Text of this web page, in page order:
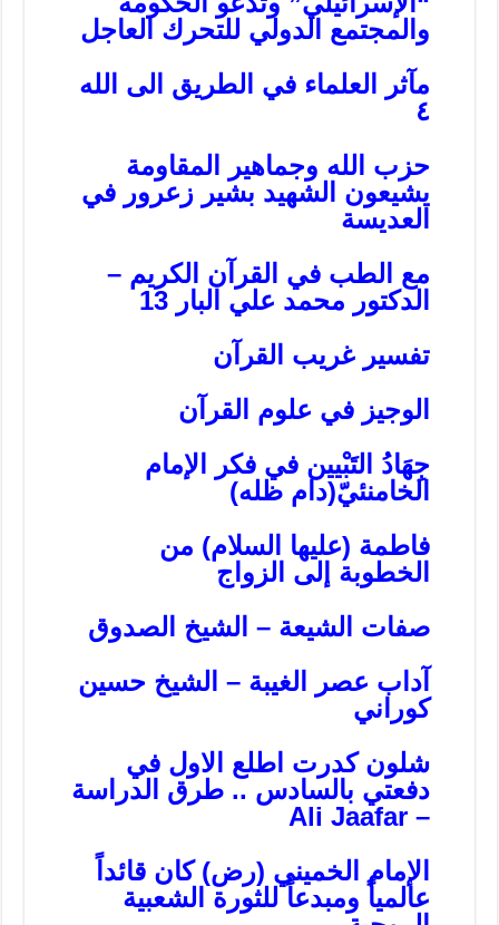
والمجتمع الدولي للتحرك العاجل
مآثر العلماء في الطريق الى الله
٤
حزب الله وجماهير المقاومة
يشيعون الشهيد بشير زعرور في
العديسة
مع الطب في القرآن الكريم –
الدكتور محمد علي البار 13
تفسير غريب القرآن
الوجيز في علوم القرآن
جِهَادُ التَبْيين في فكر الإمام
الخامنئيّ(دام ظله)
فاطمة (عليها السلام) من
الخطوبة إلى الزواج
صفات الشيعة – الشيخ الصدوق
آداب عصر الغيبة – الشيخ حسين
كوراني
شلون كدرت اطلع الاول في
دفعتي بالسادس .. طرق الدراسة
– Ali Jaafar
الإمام الخميني (رض) كان قائداً
عالمياً ومبدعاً للثورة الشعبية